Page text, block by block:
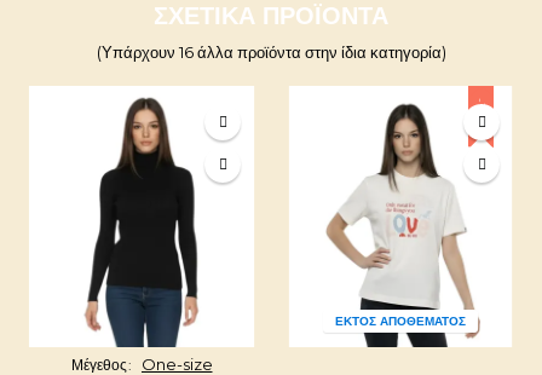
ΣΧΕΤΙΚΆ ΠΡΟΪΌΝΤΑ
(Υπάρχουν 16 άλλα προϊόντα στην ίδια κατηγορία)
Μέγεθος One-size
ΕΚΤΌΣ ΑΠΟΘΈΜΑΤΟΣ
-10%